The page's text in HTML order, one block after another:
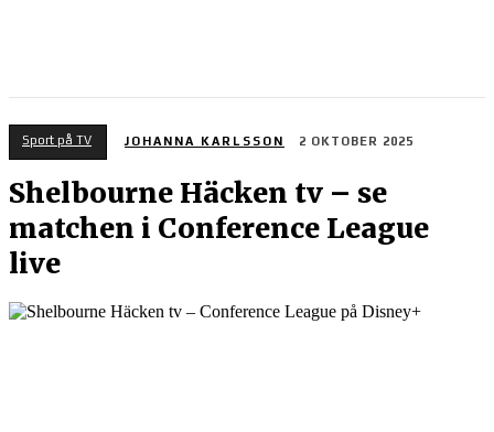
Sport på TV JOHANNA KARLSSON 2 OKTOBER 2025
Shelbourne Häcken tv – se
matchen i Conference League
live